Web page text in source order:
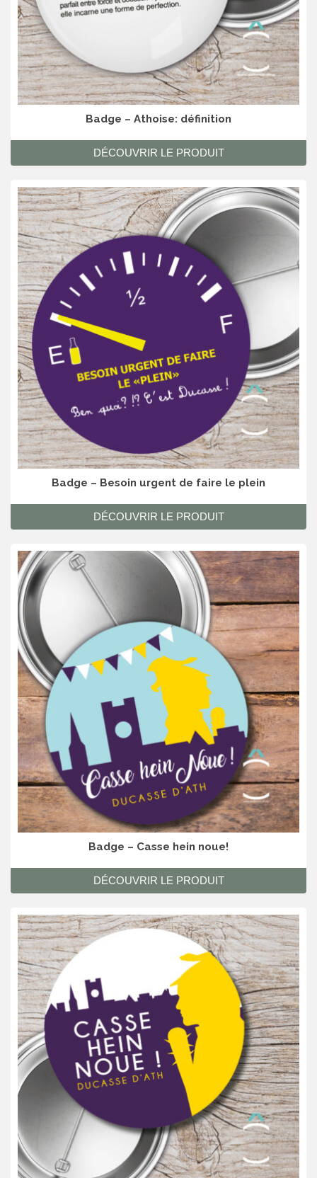
Badge – Athoise: définition
DÉCOUVRIR LE PRODUIT
Badge – Besoin urgent de faire le plein
DÉCOUVRIR LE PRODUIT
Badge – Casse hein noue!
DÉCOUVRIR LE PRODUIT